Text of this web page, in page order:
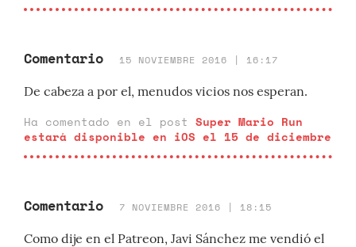
Comentario 15 NOVIEMBRE 2016 | 16:17
De cabeza a por el, menudos vicios nos esperan.
Ha comentado en el post Super Mario Run
estará disponible en iOS el 15 de diciembre
Comentario 7 NOVIEMBRE 2016 | 18:15
Como dije en el Patreon, Javi Sánchez me vendió el